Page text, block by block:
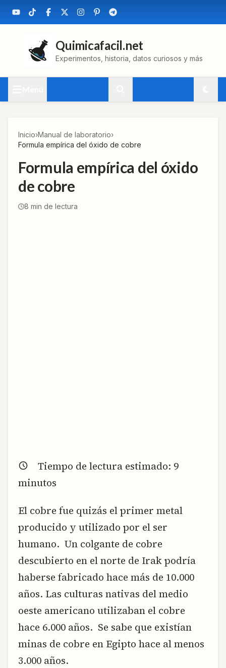
Quimicafacil.net
Experimentos, historia, datos curiosos y más
Inicio›Manual de laboratorio›
Formula empírica del óxido de cobre
Formula empírica del óxido
de cobre
8 min de lectura
Tiempo de lectura estimado: 9
minutos
El cobre fue quizás el primer metal
producido y utilizado por el ser
humano. Un colgante de cobre
descubierto en el norte de Irak podría
haberse fabricado hace más de 10.000
años. Las culturas nativas del medio
oeste americano utilizaban el cobre
hace 6.000 años. Se sabe que existían
minas de cobre en Egipto hace al menos
3.000 años.